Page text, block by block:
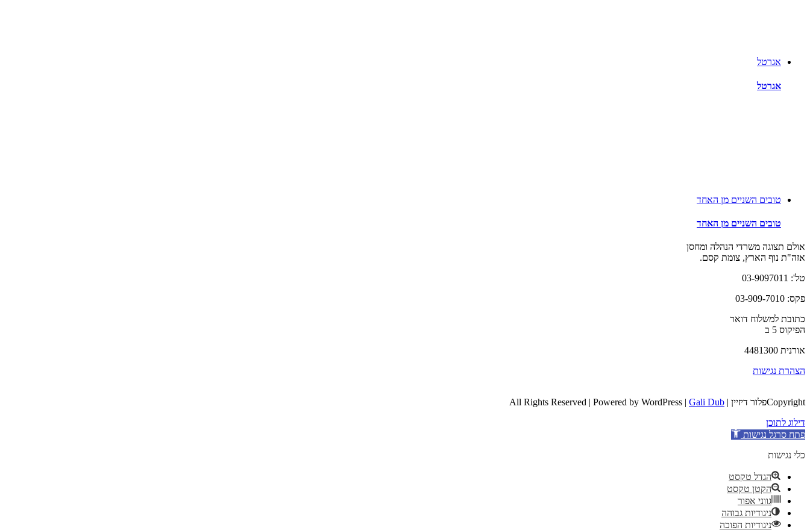
אגרטל
אגרטל
טובים השניים מן האחד
טובים השניים מן האחד
אולם תצוגה משרדי הנהלה ומחסן
אזה"ת נוף הארץ, צומת קסם.
טל': 03-9097011
פקס: 03-909-7010
כתובת למשלוח דואר
הפיקוס 5 ב
אורנית 4481300
הצהרת נגישות
Copyrightפלור דיזיין | All Rights Reserved | Powered by WordPress |
Gali Dub
דילוג לתוכן
פתח סרגל נגישות
כלי נגישות
הגדל טקסט
הקטן טקסט
גווני אפור
ניגודיות גבוהה
ניגודיות הפוכה